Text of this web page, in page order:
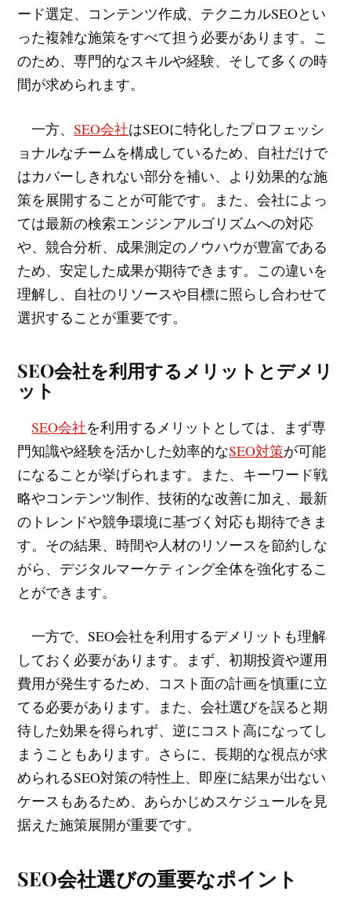
ード選定、コンテンツ作成、テクニカルSEOとい
った複雑な施策をすべて担う必要があります。こ
のため、専門的なスキルや経験、そして多くの時
間が求められます。
一方、SEO会社はSEOに特化したプロフェッシ
ョナルなチームを構成しているため、自社だけで
はカバーしきれない部分を補い、より効果的な施
策を展開することが可能です。また、会社によっ
ては最新の検索エンジンアルゴリズムへの対応
や、競合分析、成果測定のノウハウが豊富である
ため、安定した成果が期待できます。この違いを
理解し、自社のリソースや目標に照らし合わせて
選択することが重要です。
SEO会社を利用するメリットとデメリ
ット
SEO会社を利用するメリットとしては、まず専
門知識や経験を活かした効率的なSEO対策が可能
になることが挙げられます。また、キーワード戦
略やコンテンツ制作、技術的な改善に加え、最新
のトレンドや競争環境に基づく対応も期待できま
す。その結果、時間や人材のリソースを節約しな
がら、デジタルマーケティング全体を強化するこ
とができます。
一方で、SEO会社を利用するデメリットも理解
しておく必要があります。まず、初期投資や運用
費用が発生するため、コスト面の計画を慎重に立
てる必要があります。また、会社選びを誤ると期
待した効果を得られず、逆にコスト高になってし
まうこともあります。さらに、長期的な視点が求
められるSEO対策の特性上、即座に結果が出ない
ケースもあるため、あらかじめスケジュールを見
据えた施策展開が重要です。
SEO会社選びの重要なポイント